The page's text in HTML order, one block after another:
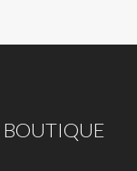
BOUTIQUE